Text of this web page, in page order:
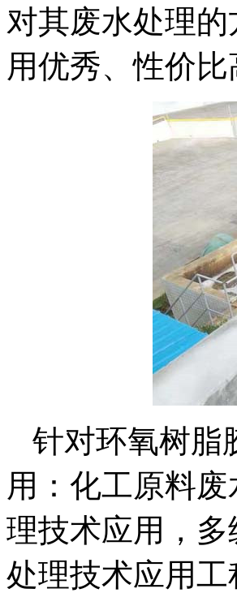
对其废水处理
用优秀、性价
针对环氧树脂
用：化工原料
理技术应用，
处理技术应用